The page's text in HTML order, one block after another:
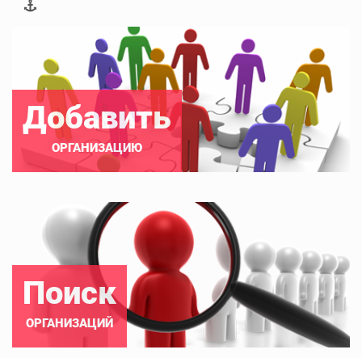
Добавить
ОРГАНИЗАЦИЮ
Поиск
ОРГАНИЗАЦИЙ